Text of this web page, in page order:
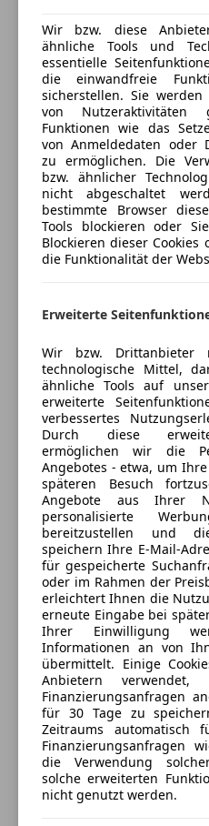
Radio
Soundsystem
USB
W-Lan / Wifi Hotspot
Sicherheit
ABS
Alarmanlage
Beifahrerairbag
Bi-Xenon Scheinwerfer
ESP
Isofix
LED-Tagfahrlicht
Seitenairbag
Servolenkung
Traktionskontrolle
Wegfahrsperre
Zentralverriegelung mit
Extras
Alufelgen
Elektronische
Scheinwerferreinigung
Spoiler
Sportsitze
Sprachsteuerung
Verkäufer Privat
8720 Knittelfeld, AT
Kontakt
Anbieter
Deine Nachricht
3 ähnliche
Ich erlaube den
Fahrzeuge mich zu
Dein Name
Deine E-Mail
Deine Telefonnummer
Ich möchte auf meine
Neuigkeiten der
kann dieseEinwilligung
widerrufen.
Wir bzw. diese
ähnliche Tools und
essentielle
die einwandfreie
sicherstellen. Sie
von
Funktionen wie das
von Anmeldedaten oder
zu ermöglichen. Die
bzw. ähnlicher
nicht abgeschaltet
bestimmte Browser
Tools blockieren oder
Blockieren dieser Cookies
die Funktionalität der
Erweiterte
Wir bzw. Drittanbieter
technologische Mittel,
ähnliche Tools auf
erweiterte
verbessertes
Durch diese
ermöglichen wir die
Angebotes - etwa, um
späteren Besuch
Angebote aus Ihrer
personalisierte
bereitzustellen und
speichern Ihre E-Mail-
für gespeicherte
oder im Rahmen der
erleichtert Ihnen die
erneute Eingabe bei
Ihrer Einwilligung
Informationen an von
übermittelt. Einige
Anbietern
Finanzierungsanfragen
für 30 Tage zu
Zeitraums automatisch
Finanzierungsanfragen
die Verwendung
solche erweiterten
nicht genutzt werden.